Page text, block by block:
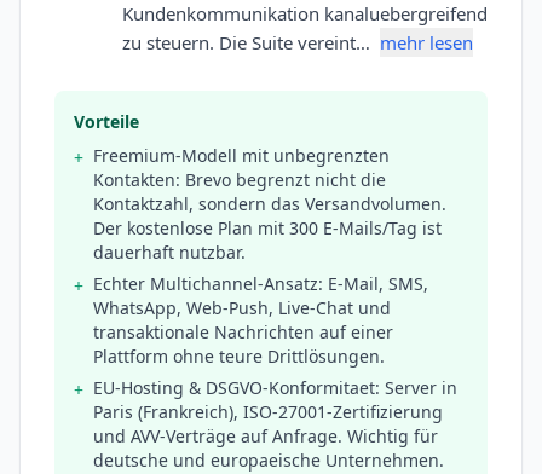
Kundenkommunikation kanaluebergreifend
zu steuern. Die Suite vereint… mehr lesen
Vorteile
+ Freemium-Modell mit unbegrenzten
Kontakten: Brevo begrenzt nicht die
Kontaktzahl, sondern das Versandvolumen.
Der kostenlose Plan mit 300 E-Mails/Tag ist
dauerhaft nutzbar.
+ Echter Multichannel-Ansatz: E-Mail, SMS,
WhatsApp, Web-Push, Live-Chat und
transaktionale Nachrichten auf einer
Plattform ohne teure Drittlösungen.
+ EU-Hosting & DSGVO-Konformitaet: Server in
Paris (Frankreich), ISO-27001-Zertifizierung
und AVV-Verträge auf Anfrage. Wichtig für
deutsche und europaeische Unternehmen.